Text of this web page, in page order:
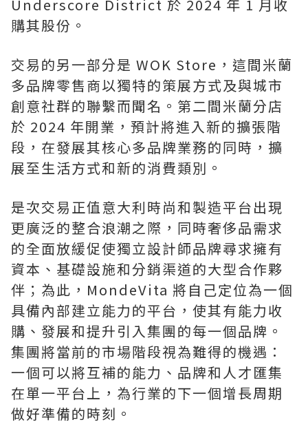
Underscore District 於 2024 年 1 月收
購其股份。
交易的另一部分是 WOK Store，這間米蘭
多品牌零售商以獨特的策展方式及與城市
創意社群的聯繫而聞名。第二間米蘭分店
於 2024 年開業，預計將進入新的擴張階
段，在發展其核心多品牌業務的同時，擴
展至生活方式和新的消費類別。
是次交易正值意大利時尚和製造平台出現
更廣泛的整合浪潮之際，同時奢侈品需求
的全面放緩促使獨立設計師品牌尋求擁有
資本、基礎設施和分銷渠道的大型合作夥
伴；為此，MondeVita 將自己定位為一個
具備內部建立能力的平台，使其有能力收
購、發展和提升引入集團的每一個品牌。
集團將當前的市場階段視為難得的機遇：
一個可以將互補的能力、品牌和人才匯集
在單一平台上，為行業的下一個增長周期
做好準備的時刻。